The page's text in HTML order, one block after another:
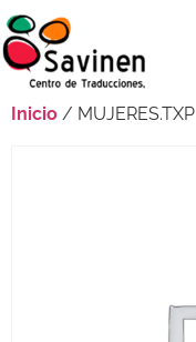
Inicio / MUJERES.TXP